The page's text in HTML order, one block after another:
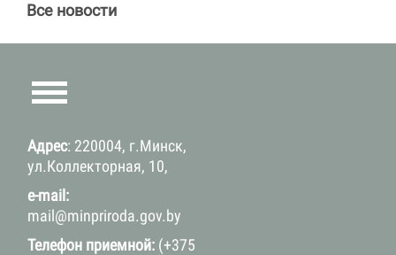
Все новости
Адрес: 220004, г.Минск,
ул.Коллекторная, 10,
e-mail:
mail@minpriroda.gov.by
Телефон приемной: (+375